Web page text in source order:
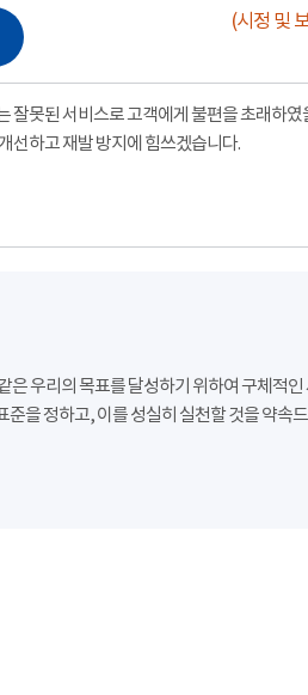
(시정 및
잘못된 서비스로 고객에게 불편을 초래하였
선하고 재발 방지에 힘쓰겠습니다.
은 우리의 목표를 달성하기 위하여 구체적인
준을 정하고, 이를 성실히 실천할 것을 약속